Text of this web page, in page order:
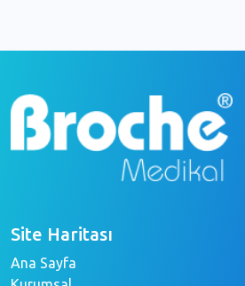
Site Haritası
Ana Sayfa